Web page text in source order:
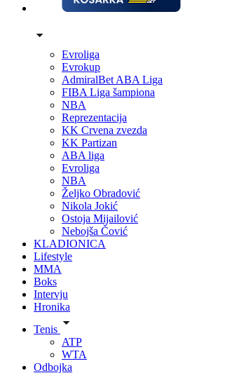
Evroliga
Evrokup
AdmiralBet ABA Liga
FIBA Liga šampiona
NBA
Reprezentacija
KK Crvena zvezda
KK Partizan
ABA liga
Evroliga
NBA
Željko Obradović
Nikola Jokić
Ostoja Mijailović
Nebojša Čović
KLADIONICA
Lifestyle
MMA
Boks
Intervju
Hronika
Tenis
ATP
WTA
Odbojka